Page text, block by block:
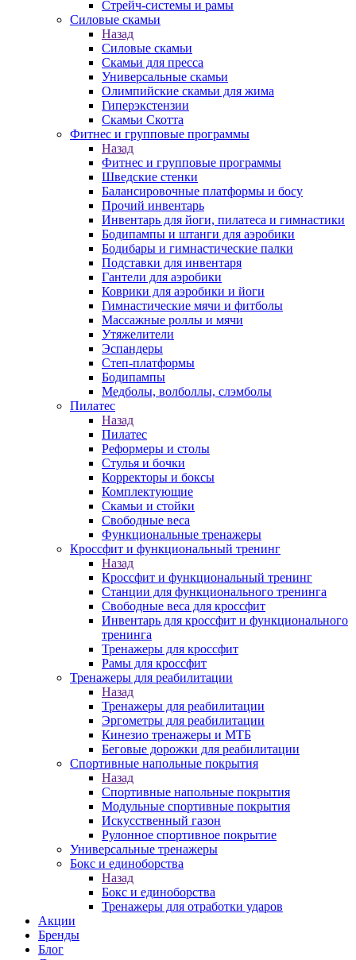
Стрейч-системы и рамы
Силовые скамьи
Назад
Силовые скамьи
Скамьи для пресса
Универсальные скамьи
Олимпийские скамьи для жима
Гиперэкстензии
Скамьи Скотта
Фитнес и групповые программы
Назад
Фитнес и групповые программы
Шведские стенки
Балансировочные платформы и босу
Прочий инвентарь
Инвентарь для йоги, пилатеса и гимнастики
Бодипампы и штанги для аэробики
Бодибары и гимнастические палки
Подставки для инвентаря
Гантели для аэробики
Коврики для аэробики и йоги
Гимнастические мячи и фитболы
Массажные роллы и мячи
Утяжелители
Эспандеры
Степ-платформы
Бодипампы
Медболы, волболлы, слэмболы
Пилатес
Назад
Пилатес
Реформеры и столы
Стулья и бочки
Корректоры и боксы
Комплектующие
Скамьи и стойки
Свободные веса
Функциональные тренажеры
Кроссфит и функциональный тренинг
Назад
Кроссфит и функциональный тренинг
Станции для функционального тренинга
Свободные веса для кроссфит
Инвентарь для кроссфит и функционального
тренинга
Тренажеры для кроссфит
Рамы для кроссфит
Тренажеры для реабилитации
Назад
Тренажеры для реабилитации
Эргометры для реабилитации
Кинезио тренажеры и МТБ
Беговые дорожки для реабилитации
Спортивные напольные покрытия
Назад
Спортивные напольные покрытия
Модульные спортивные покрытия
Искусственный газон
Рулонное спортивное покрытие
Универсальные тренажеры
Бокс и единоборства
Назад
Бокс и единоборства
Тренажеры для отработки ударов
Акции
Бренды
Блог